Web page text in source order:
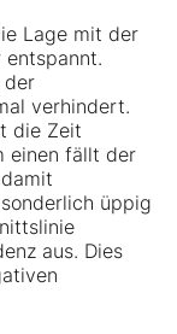
Lage mit der
der
verhindert.
die Zeit
einen fällt der
üppig
aus. Dies